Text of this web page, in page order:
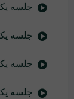
جلسه
جلسه
جلسه
جلسه